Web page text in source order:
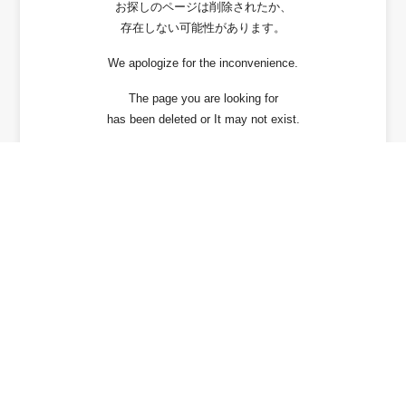
お探しのページは削除されたか、
存在しない可能性があります。
We apologize for the inconvenience.
The page you are looking for
has been deleted or It may not exist.